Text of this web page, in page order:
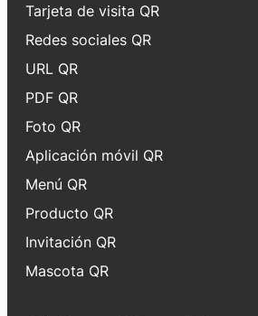
Tarjeta de visita QR
Redes sociales QR
URL QR
PDF QR
Foto QR
Aplicación móvil QR
Menú QR
Producto QR
Invitación QR
Mascota QR